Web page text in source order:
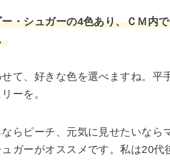
・シュガーの4色あり、ＣＭ内
て、好きな色を選べますね。平
ーを。
らピーチ、元気に見せたいなら
ガーがオススメです。私は20代